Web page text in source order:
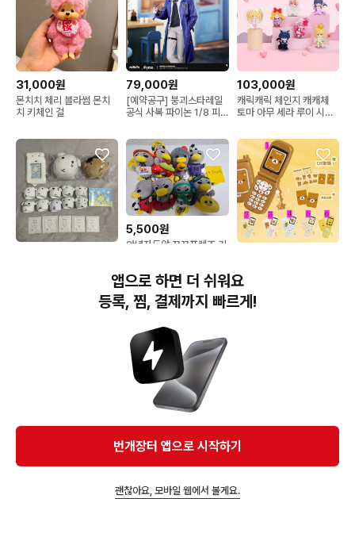
31,000원
몬치치 체리 블라썸 몬치
치 키체인 걸
79,000원
[예약공구] 붕괴스타레일
공식 사복 파이논 1/8 피
103,000원
캐릭캐릭 체인지 캐캐체
토마 아무 세라 루이 시아
5,500원
안녕자두야 꼬꼬프렌즈 키
휴대폰 녹음 키링 콜라보
핸드폰 폴더폰 공구 중국
랜덤 가챠
번개장터(주) 사업자정보, 이용약관 및 기타 법적고지
번개장터㈜는 통신판매중개자이며, 통신판매의 당사자가 아닙니다. 전자상거래 등에서의
소비자보호에 관한 법률 등 관련 법령 및 번개장터㈜의 약관에 따라 상품, 상품정보, 거래에 관한 책임은
개별 판매자에게 귀속하고, 번개장터㈜는 원칙적으로 회원간 거래에 대하여 책임을 지지 않습니다.
다만, 번개장터㈜가 직접 판매하는 상품에 대한 책임은 번개장터㈜에게 귀속합니다.
APP 다운로드
앱으로 하면 더 쉬워요
등록, 찜, 결제까지 빠르게!
번개장터 앱으로 시작하기
괜찮아요, 모바일 웹에서 볼게요.